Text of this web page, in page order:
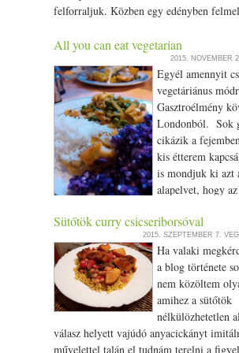
megszórt) rizzsel (vagy anélkül is) :-)
felforraljuk. Közben egy edényben
All you can eat vegetarian
2015. NOVEMBER
Egyél amennyit
vegetáriánus
Gasztroélmény
Londonból. Sok
cikázik a
kis étterem
is mondjuk ki azt
alapelvet, hogy az
NEW START életvitel egyik alapelve.
elmehetsz egy all you can eat étterembe,
megpróbálsz nem mindent össze-vissza
lehet, hogy nehéz lesz és az óembered
törekvő éned. Másodszor pedig nem
amellett, hogy Magyarországon még nem
találkoztam, nem is hallottam olyan
étteremről, ahol fix árért svédasztalos
Sütőtök curry csicseriborsóval
2015. SZEPTEMBER 7.
Ha valaki
a blog története
nem közöltem
amihez a sütőtök
nélkülözhetetlen
válasz helyett vajúdó anyacickányt
művelettel talán el tudnám terelni a